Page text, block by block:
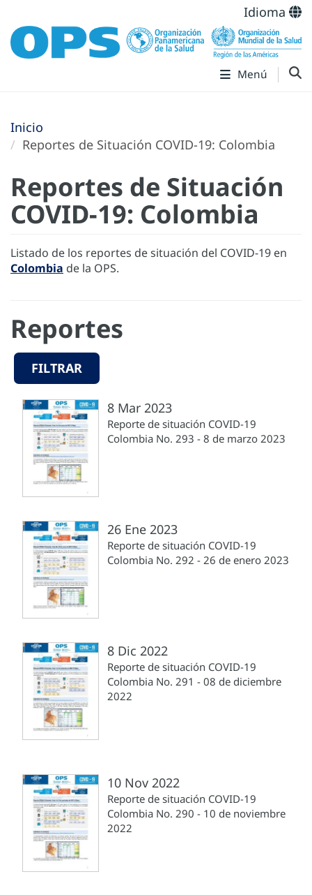
Idioma
Menú
Inicio
Reportes de Situación COVID-19: Colombia
Reportes de Situación
COVID-19: Colombia
Listado de los reportes de situación del COVID-19 en
Colombia de la OPS.
Reportes
FILTRAR
8 Mar 2023
Reporte de situación COVID-19
Colombia No. 293 - 8 de marzo 2023
26 Ene 2023
Reporte de situación COVID-19
Colombia No. 292 - 26 de enero 2023
8 Dic 2022
Reporte de situación COVID-19
Colombia No. 291 - 08 de diciembre
2022
10 Nov 2022
Reporte de situación COVID-19
Colombia No. 290 - 10 de noviembre
2022